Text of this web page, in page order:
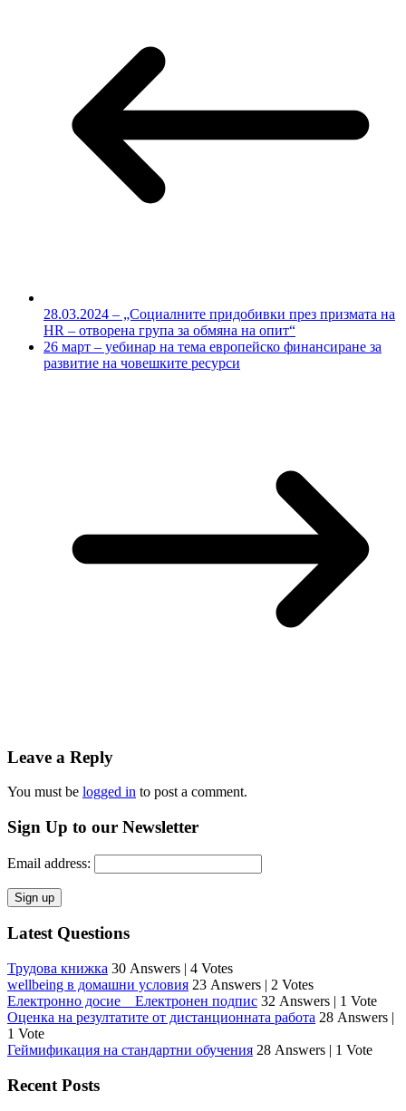
28.03.2024 – „Социалните придобивки през призмата на
HR – отворена група за обмяна на опит“
26 март – уебинар на тема европейско финансиране за
развитие на човешките ресурси
Leave a Reply
You must be logged in to post a comment.
Sign Up to our Newsletter
Email address:
Latest Questions
Трудова книжка 30 Answers | 4 Votes
wellbeing в домашни условия 23 Answers | 2 Votes
Електронно досие _ Електронен подпис 32 Answers | 1 Vote
Оценка на резултатите от дистанционната работа 28 Answers |
1 Vote
Геймификация на стандартни обучения 28 Answers | 1 Vote
Recent Posts